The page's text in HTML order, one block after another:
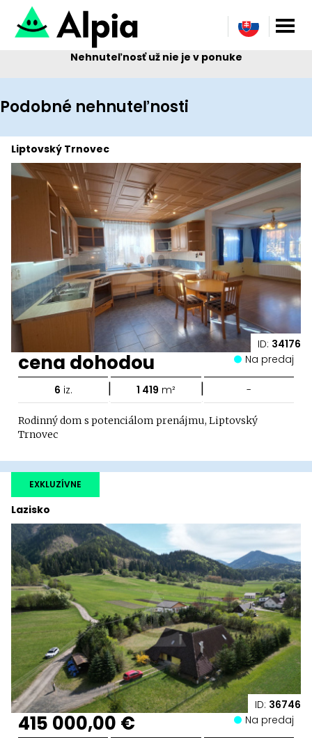
Nehnuteľnosť už nie je v ponuke
Podobné nehnuteľnosti
ID: 34176
Liptovský Trnovec
cena dohodou Na predaj
6 iz. | 1 419 m² | -
Rodinný dom s potenciálom prenájmu, Liptovský
Trnovec
ID: 36746
Lazisko
EXKLUZÍVNE
415 000,00 € Na predaj